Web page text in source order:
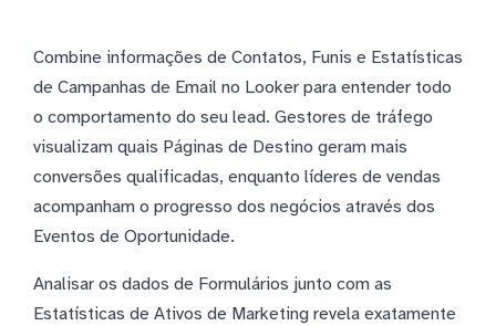
Combine informações de Contatos, Funis e Estatísticas
de Campanhas de Email no Looker para entender todo
o comportamento do seu lead. Gestores de tráfego
visualizam quais Páginas de Destino geram mais
conversões qualificadas, enquanto líderes de vendas
acompanham o progresso dos negócios através dos
Eventos de Oportunidade.
Analisar os dados de Formulários junto com as
Estatísticas de Ativos de Marketing revela exatamente